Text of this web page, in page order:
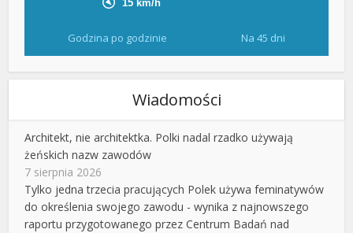
Godzina po godzinie Na 45 dni
Wiadomości
Architekt, nie architektka. Polki nadal rzadko używają
żeńskich nazw zawodów
7 sierpnia 2026
Tylko jedna trzecia pracujących Polek używa feminatywów
do określenia swojego zawodu - wynika z najnowszego
raportu przygotowanego przez Centrum Badań nad